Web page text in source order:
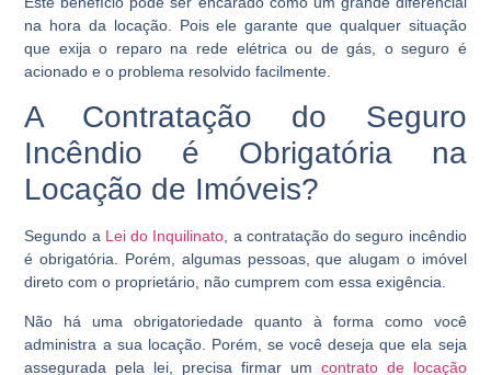
na hora da locação. Pois ele garante que qualquer situação
que exija o reparo na rede elétrica ou de gás, o seguro é
acionado e o problema resolvido facilmente.
A Contratação do Seguro
Incêndio é Obrigatória na
Locação de Imóveis?
Segundo a Lei do Inquilinato, a contratação do seguro incêndio
é obrigatória. Porém, algumas pessoas, que alugam o imóvel
direto com o proprietário, não cumprem com essa exigência.
Não há uma obrigatoriedade quanto à forma como você
administra a sua locação. Porém, se você deseja que ela seja
assegurada pela lei, precisa firmar um contrato de locação